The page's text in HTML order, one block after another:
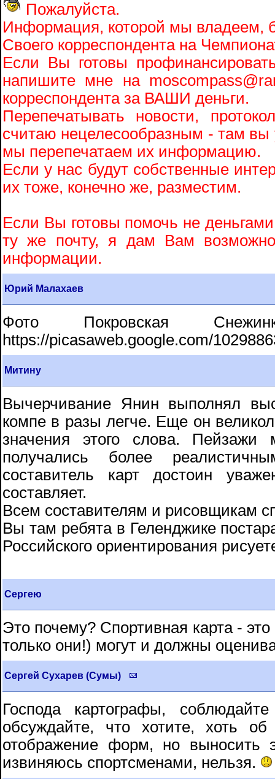
Пожалуйста.
Информация, которой мы владеем,
Своего корреспондента на
Если Вы готовы
напишите мне на
корреспондента за ВАШИ деньги.
Перепечатывать новости,
считаю нецелесообразным - там вы
мы перепечатаем их информацию.
Если у нас будут собственные
их тоже, конечно же, разместим.
Если Вы готовы помочь не
ту же почту, я дам Вам
информации.
Юрий Малахаев
Фото Покровская
https://picasaweb.google.com/
Митину
Вычерчивание Янин выполнял
компе в разы легче. Еще он
значения этого слова.
получались более
составитель карт достоин
составляет.
Всем составителям и рисовщикам
Вы там ребята в Геленджике
Российского ориентирования
Сергею
Это почему? Спортивная карта -
только они!) могут и должны
Сергей Сухарев (Сумы)
Господа картографы,
обсуждайте, что хотите, хоть
отображение форм, но выносить
извиняюсь спортсменами, нельзя.